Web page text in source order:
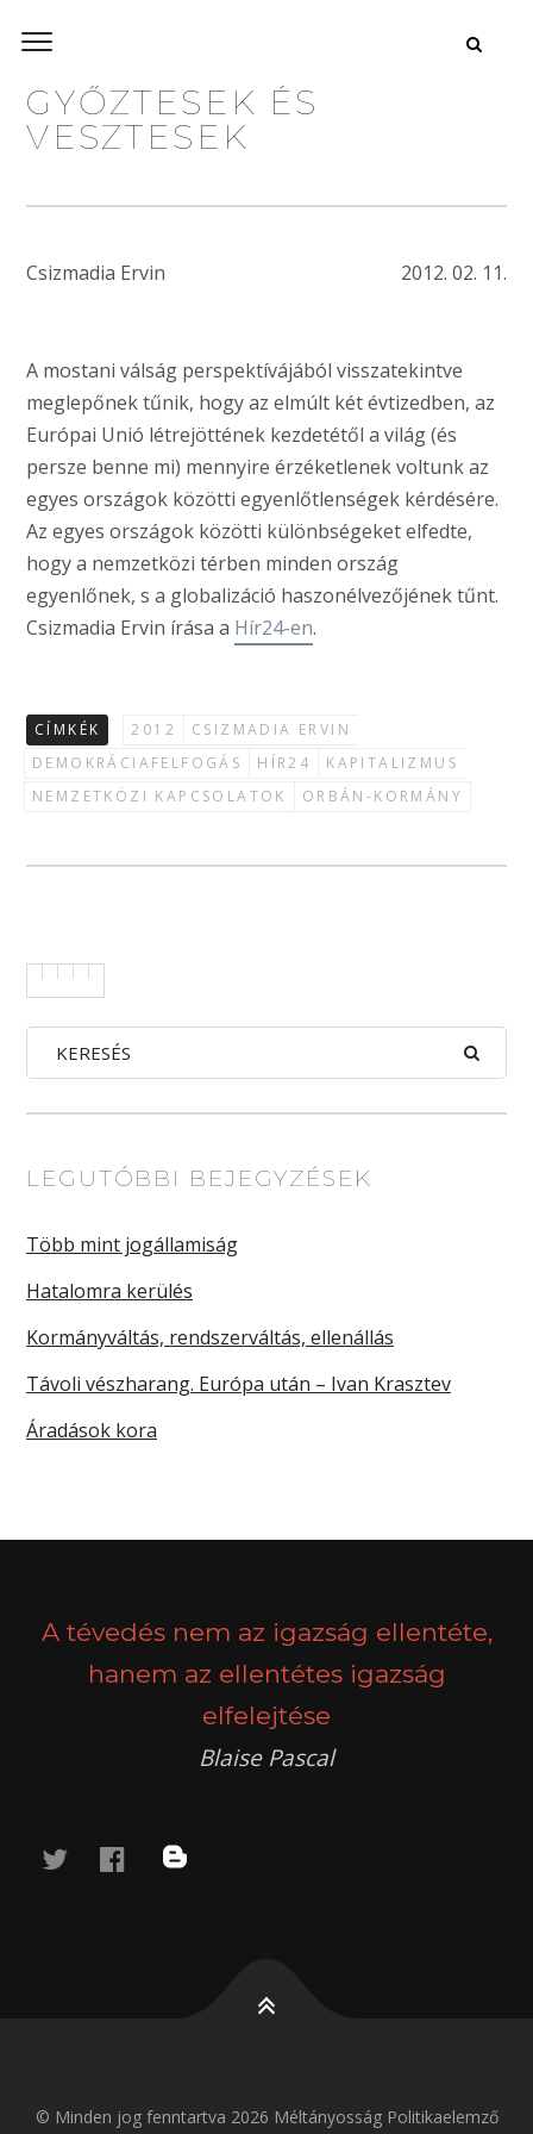
GYŐZTESEK ÉS
VESZTESEK
Csizmadia Ervin 2012. 02. 11.
A mostani válság perspektívájából visszatekintve
meglepőnek tűnik, hogy az elmúlt két évtizedben, az
Európai Unió létrejöttének kezdetétől a világ (és
persze benne mi) mennyire érzéketlenek voltunk az
egyes országok közötti egyenlőtlenségek kérdésére.
Az egyes országok közötti különbségeket elfedte,
hogy a nemzetközi térben minden ország
egyenlőnek, s a globalizáció haszonélvezőjének tűnt.
Csizmadia Ervin írása a Hír24-en.
CÍMKÉK 2012
CSIZMADIA ERVIN
DEMOKRÁCIAFELFOGÁS
HÍR24
KAPITALIZMUS
NEMZETKÖZI KAPCSOLATOK
ORBÁN-KORMÁNY
LEGUTÓBBI BEJEGYZÉSEK
Több mint jogállamiság
Hatalomra kerülés
Kormányváltás, rendszerváltás, ellenállás
Távoli vészharang. Európa után – Ivan Krasztev
Áradások kora
A tévedés nem az igazság ellentéte,
hanem az ellentétes igazság
elfelejtése
Blaise Pascal
twitterfacebook
blog
© Minden jog fenntartva 2026 Méltányosság Politikaelemző